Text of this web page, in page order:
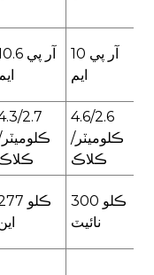
10.6 آر
ايم
10 آر پي
ايم
2.7
4.6/2.6
ڪلوميٽر/
ڪلاڪ
277
300 ڪلو
نائيٽ